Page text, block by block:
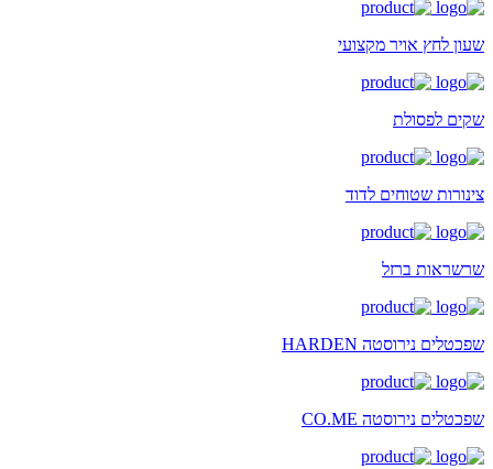
שעון לחץ אויר מקצועי
שקים לפסולת
צינורות שטוחים לדוד
שרשראות ברזל
שפכטלים נירוסטה HARDEN
שפכטלים נירוסטה CO.ME